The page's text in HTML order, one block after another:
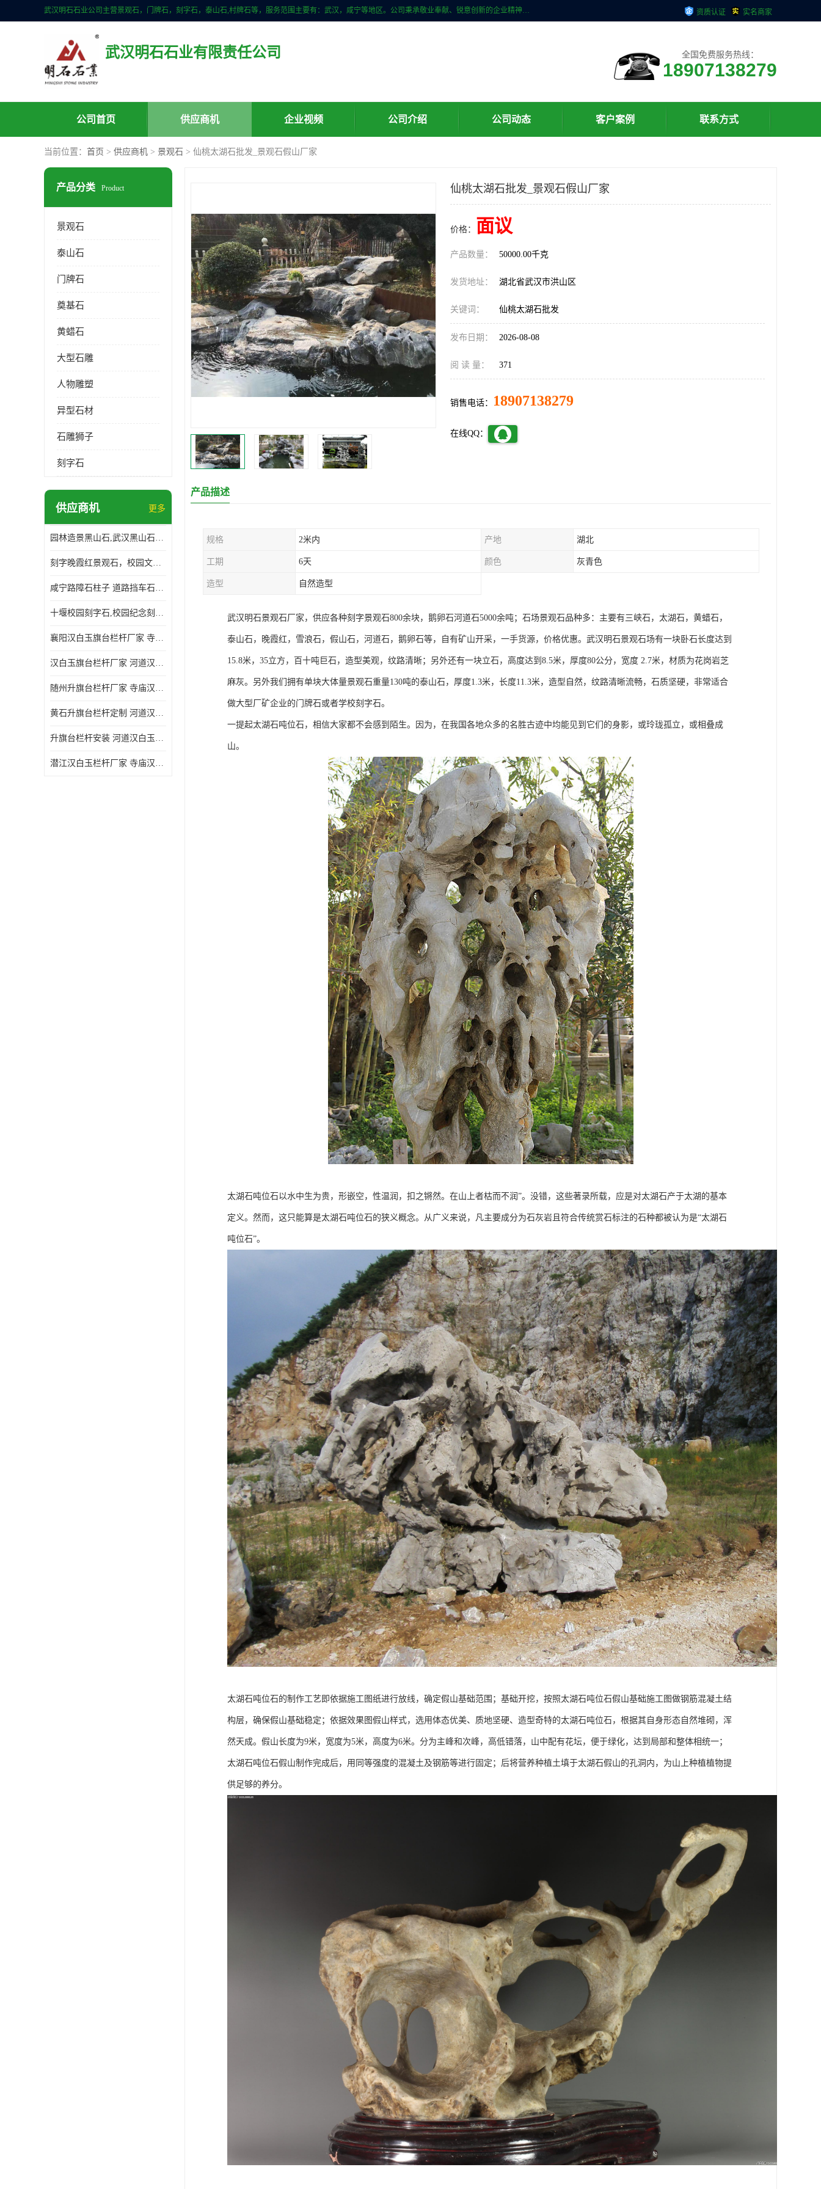
武汉明石石业公司主营景观石，门牌石，刻字石，泰山石,村牌石等，服务范围主要有：武汉，咸宁等地区。公司秉承敬业奉献、锐意创新的企业精神，从无到有，从小到大，以一种产业报国的创业精神，竭诚为客户提供服务，为社会设计财富。 资质认证 实名商家
武汉明石石业有限责任公司 全国免费服务热线：
18907138279
公司首页 供应商机 企业视频 公司介绍 公司动态 客户案例 联系方式
当前位置： 首页 > 供应商机 > 景观石 > 仙桃太湖石批发_景观石假山厂家
产品分类 Product
景观石
泰山石
门牌石
奠基石
黄蜡石
大型石雕
人物雕塑
异型石材
石雕狮子
刻字石
供应商机 更多
园林造景黑山石,武汉黑山石造景,日式园林黑山石加工
刻字晚霞红景观石，校园文化石头刻字涂油漆，大学刻字石
咸宁路障石柱子 道路挡车石柱子 芝麻白路障石柱子 防撞石柱子
十堰校园刻字石,校园纪念刻字石,捐赠石刻字
襄阳汉白玉旗台栏杆厂家 寺庙汉白玉栏杆
汉白玉旗台栏杆厂家 河道汉白玉栏杆经久耐用
随州升旗台栏杆厂家 寺庙汉白玉栏杆
黄石升旗台栏杆定制 河道汉白玉栏杆经久耐用
升旗台栏杆安装 河道汉白玉栏杆经久耐用
潜江汉白玉栏杆厂家 寺庙汉白玉栏杆
仙桃太湖石批发_景观石假山厂家
价格： 面议
产品数量： 50000.00千克
发货地址： 湖北省武汉市洪山区
关键词： 仙桃太湖石批发
发布日期： 2026-08-08
阅 读 量： 371
销售电话： 18907138279
在线QQ：
产品描述
规格 2米内 产地 湖北
工期 6天 颜色 灰青色
造型 自然造型
武汉明石景观石厂家，供应各种刻字景观石800余块，鹅卵石河道石5000余吨；石场景观石品种多：主要有三峡石，太湖石，黄蜡石，
泰山石，晚霞红，雪浪石，假山石，河道石，鹅卵石等，自有矿山开采，一手货源，价格优惠。武汉明石景观石场有一块卧石长度达到
15.8米，35立方，百十吨巨石，造型美观，纹路清晰；另外还有一块立石，高度达到8.5米，厚度80公分，宽度 2.7米，材质为花岗岩芝
麻灰。另外我们拥有单块大体量景观石重量130吨的泰山石，厚度1.3米，长度11.3米，造型自然，纹路清晰流畅，石质坚硬，非常适合
做大型厂矿企业的门牌石或者学校刻字石。
一提起太湖石吨位石，相信大家都不会感到陌生。因为，在我国各地众多的名胜古迹中均能见到它们的身影，或玲珑孤立，或相叠成
山。
太湖石吨位石以水中生为贵，形嵌空，性温润，扣之锵然。在山上者枯而不润”。没错，这些著录所载，应是对太湖石产于太湖的基本
定义。然而，这只能算是太湖石吨位石的狭义概念。从广义来说，凡主要成分为石灰岩且符合传统赏石标注的石种都被认为是“太湖石
吨位石”。
太湖石吨位石的制作工艺即依据施工图纸进行放线，确定假山基础范围；基础开挖，按照太湖石吨位石假山基础施工图做钢筋混凝土结
构层，确保假山基础稳定；依据效果图假山样式，选用体态优美、质地坚硬、造型奇特的太湖石吨位石，根据其自身形态自然堆砌，浑
然天成。假山长度为9米，宽度为5米，高度为6米。分为主峰和次峰，高低错落，山中配有花坛，便于绿化，达到局部和整体相统一；
太湖石吨位石假山制作完成后，用同等强度的混凝土及钢筋等进行固定；后将营养种植土填于太湖石假山的孔洞内，为山上种植植物提
供足够的养分。